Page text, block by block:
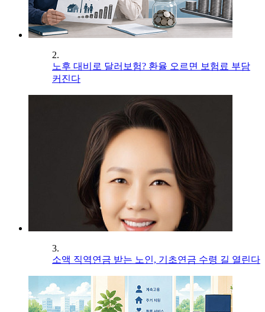
2.
노후 대비로 달러보험? 환율 오르면 보험료 부담
커진다
3.
소액 직역연금 받는 노인, 기초연금 수령 길 열린다